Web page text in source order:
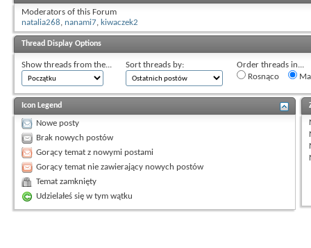
Moderators of this Forum
natalia268, nanami7, kiwaczek2
Thread Display Options
Show threads from the... Sort threads by:
Order threads in...
Rosnąco
Icon Legend
Nowe posty
Brak nowych postów
Gorący temat z nowymi postami
Gorący temat nie zawierający nowych postów
Temat zamknięty
Udzielałeś się w tym wątku